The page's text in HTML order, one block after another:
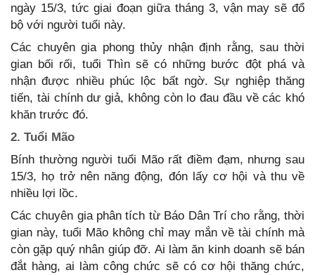
ngày 15/3, tức giai đoạn giữa tháng 3, vận may sẽ đổ
bộ với người tuổi này.
Các chuyên gia phong thủy nhận định rằng, sau thời
gian bối rối, tuổi Thìn sẽ có những bước đột phá và
nhận được nhiều phúc lộc bất ngờ. Sự nghiệp thăng
tiến, tài chính dư giả, không còn lo đau đầu về các khó
khăn trước đó.
2. Tuổi Mão
Bính thường người tuổi Mão rất điềm đạm, nhưng sau
15/3, họ trở nên năng động, đón lấy cơ hội và thu về
nhiều lợi lồc.
Các chuyên gia phân tích từ Báo Dân Trí cho rằng, thời
gian này, tuổi Mão không chỉ may mắn về tài chính mà
còn gặp quý nhân giúp đỡ. Ai làm ăn kinh doanh sẽ bán
đắt hàng, ai làm công chức sẽ có cơ hội thăng chức,